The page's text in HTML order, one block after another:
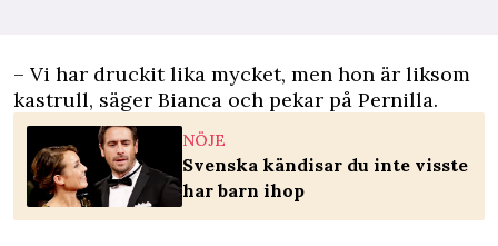
– Vi har druckit lika mycket, men hon är liksom
kastrull, säger Bianca och pekar på Pernilla.
NÖJE
Svenska kändisar du inte visste
har barn ihop